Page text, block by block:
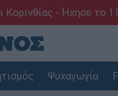
- Ήχησε το
Ψυχαγωγία